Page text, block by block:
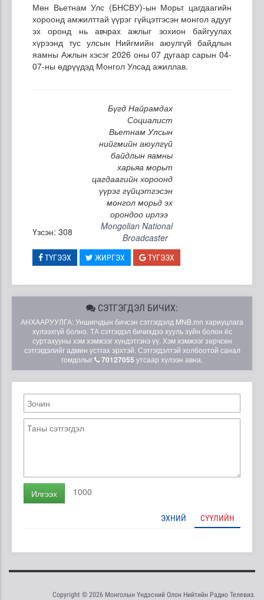
Мөн Вьетнам Улс (БНСВУ)-ын Морьт цагдаагийн
хороонд амжилттай үүрэг гүйцэтгэсэн монгол адууг
эх оронд нь авчрах ажлыг зохион байгуулах
хүрээнд тус улсын Нийгмийн аюулгүй байдлын
яамны Ажлын хэсэг 2026 оны 07 дугаар сарын 04-
07-ны өдрүүдэд Монгол Улсад ажиллав.
Бүгд Найрамдах
Социалист
Вьетнам Улсын
нийгмийн аюулгүй
байдлын яамны
харьяа морьт
цагдаагийн хороонд
үүрэг гүйцэтгэсэн
монгол морьд эх
орондоо ирлээ
Үзсэн: 308
Mongolian National
Broadcaster
ТҮГЭЭХ ЖИРГЭХ ТҮГЭЭХ
СЭТГЭГДЭЛ БИЧИХ:
АНХААРУУЛГА: Уншигчдын бичсэн сэтгэгдэлд MNB.mn хариуцлага
хүлээхгүй болно. ТА сэтгэгдэл бичихдээ хууль зүйн болон ёс
суртахууны хэм хэмжээг хүндэтгэнэ үү. Хэм хэмжээг зөрчсөн
сэтгэгдэлийг админ устгах эрхтэй. Сэтгэгдэлтэй холбоотой санал
гомдолыг
70127055 утсаар хүлээн авна.
Илгээх 1000
ЭХНИЙ СҮҮЛИЙН
Copyright © 2026 Монголын Үндэсний Олон Нийтийн Радио Телевиз.